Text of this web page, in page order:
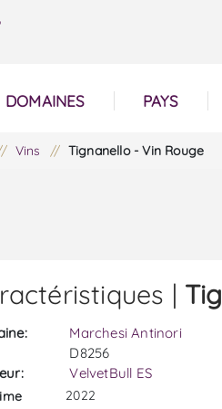
DOMAINES PAYS
/ Vins / Tignanello - Vin Rouge
|
Marchesi Antinori
D8256
VelvetBull ES
2022